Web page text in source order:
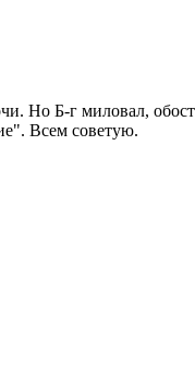
Но Б-г миловал,
Всем советую.